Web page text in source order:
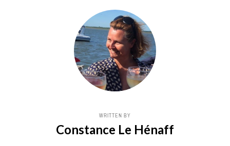
WRITTEN BY
Constance Le Hénaff